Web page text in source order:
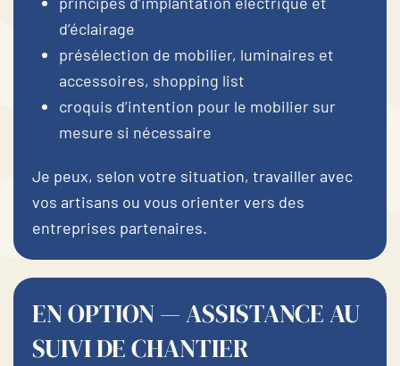
d’éclairage
présélection de mobilier, luminaires et
accessoires, shopping list
croquis d’intention pour le mobilier sur
mesure si nécessaire
Je peux, selon votre situation, travailler avec
vos artisans ou vous orienter vers des
entreprises partenaires.
EN OPTION — ASSISTANCE AU
SUIVI DE CHANTIER